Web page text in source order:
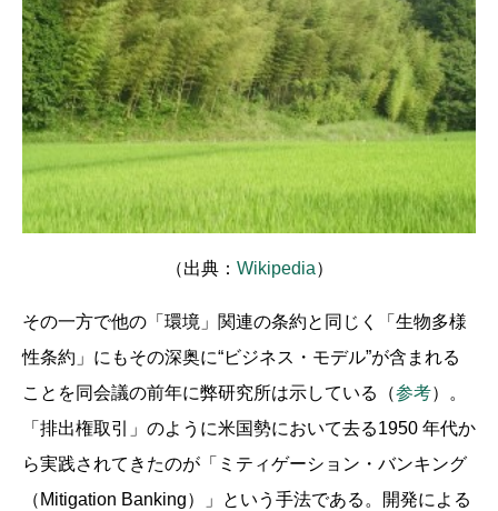
（出典： Wikipedia）
その一方で他の「環境」関連の条約と同じく「生物多様
性条約」にもその深奥に“ビジネス・モデル”が含まれる
ことを同会議の前年に弊研究所は示している（参考）。
「排出権取引」のように米国勢において去る1950 年代か
ら実践されてきたのが「ミティゲーション・バンキング
（Mitigation Banking）」という手法である。開発による